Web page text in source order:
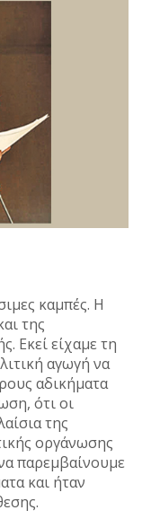
καμπές. Η
της
Εκεί είχαμε τη
αγωγή να
αδικήματα
ότι οι
της
οργάνωσης
παρεμβαίνουμε
και ήταν